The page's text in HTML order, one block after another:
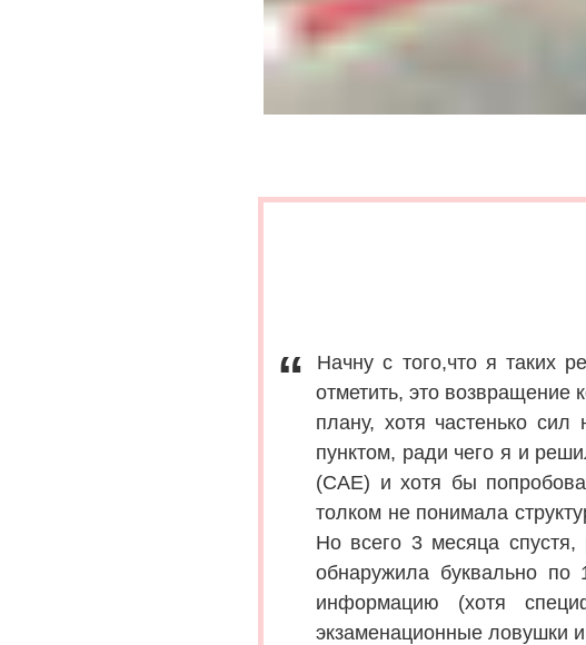
Начну с того,что я таких
отметить, это возвращение
плану, хотя частенько
пунктом, ради чего я и
(САЕ) и хотя бы
толком не понимала
Но всего 3 месяца
обнаружила буквально
информацию (хотя
экзаменационные ловушки